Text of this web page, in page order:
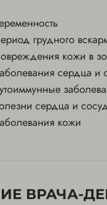
грудного
кожи в
сердца и
сердца и
кожи
ВРАЧА-